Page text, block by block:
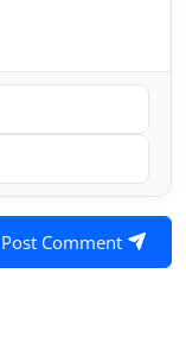
Post Comment